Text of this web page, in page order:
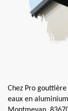
Chez Pro
eaux en